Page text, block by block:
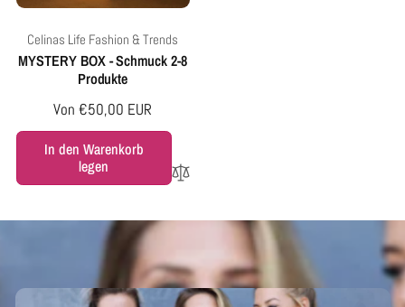
Anbieter:
Celinas Life Fashion & Trends
MYSTERY BOX - Schmuck 2-8
Produkte
Normaler
Preis
Von €50,00 EUR
In den Warenkorb
legen